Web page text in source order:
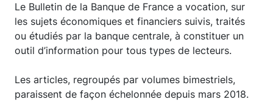
Le Bulletin de la Banque de France a vocation, sur
les sujets économiques et financiers suivis, traités
ou étudiés par la banque centrale, à constituer un
outil d’information pour tous types de lecteurs.
Les articles, regroupés par volumes bimestriels,
paraissent de façon échelonnée depuis mars 2018.